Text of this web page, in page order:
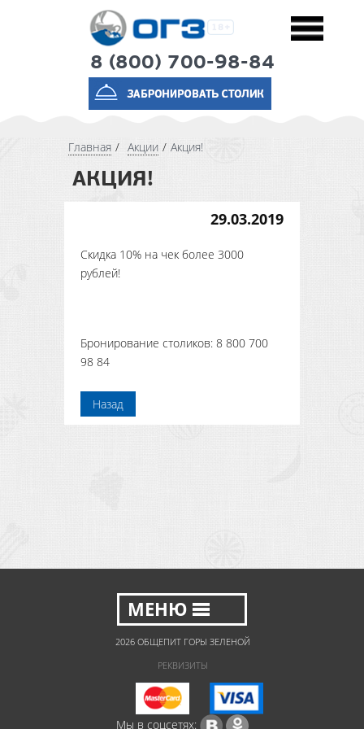
8 (800) 700-98-84
Главная Акции Акция!
АКЦИЯ!
29.03.2019
Скидка 10% на чек более 3000
рублей!
Бронирование столиков: 8 800 700
98 84
Назад
2026 ОБЩЕПИТ ГОРЫ ЗЕЛЕНОЙ
РЕКВИЗИТЫ
Мы в соцсетях: